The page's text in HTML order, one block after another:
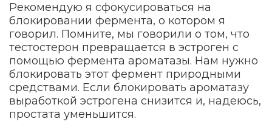
Рекомендую я сфокусироваться на
блокировании фермента, о котором я
говорил. Помните, мы говорили о том, что
тестостерон превращается в эстроген с
помощью фермента ароматазы. Нам нужно
блокировать этот фермент природными
средствами. Если блокировать ароматазу
выработкой эстрогена снизится и, надеюсь,
простата уменьшится.